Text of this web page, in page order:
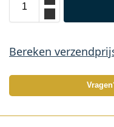
Bereken